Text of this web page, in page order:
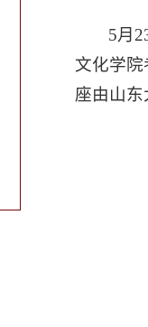
5月
文化学
座由山东